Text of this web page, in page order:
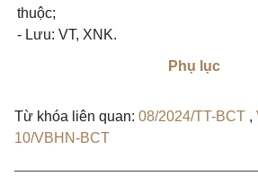
thuộc;
- Lưu: VT, XNK.
Phụ lục
Từ khóa liên quan: 08/2024/TT-BCT ,
10/VBHN-BCT